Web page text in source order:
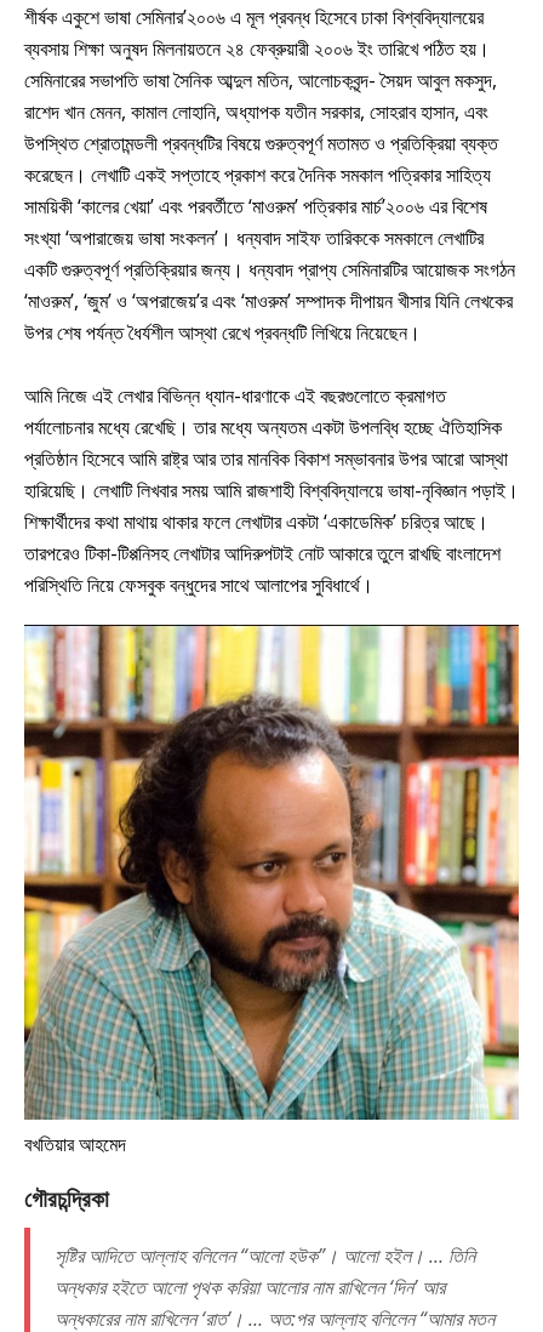
শীর্ষক একুশে ভাষা সেমিনার’২০০৬ এ মূল প্রবন্ধ হিসেবে ঢাকা বিশ্ববিদ্যালয়ের
ব্যবসায় শিক্ষা অনুষদ মিলনায়তনে ২৪ ফেব্রুয়ারী ২০০৬ ইং তারিখে পঠিত হয়।
সেমিনারের সভাপতি ভাষা সৈনিক আব্দুল মতিন, আলোচকবৃন্দ- সৈয়দ আবুল মকসুদ,
রাশেদ খান মেনন, কামাল লোহানি, অধ্যাপক যতীন সরকার, সোহরাব হাসান, এবং
উপস্থিত শ্রোতামন্ডলী প্রবন্ধটির বিষয়ে গুরুত্বপূর্ণ মতামত ও প্রতিক্রিয়া ব্যক্ত
করেছেন। লেখাটি একই সপ্তাহে প্রকাশ করে দৈনিক সমকাল পত্রিকার সাহিত্য
সাময়িকী ‘কালের খেয়া’ এবং পরবর্তীতে ‘মাওরুম’ পত্রিকার মার্চ’২০০৬ এর বিশেষ
সংখ্যা ‘অপারাজেয় ভাষা সংকলন’। ধন্যবাদ সাইফ তারিককে সমকালে লেখাটির
একটি গুরুত্বপূর্ণ প্রতিক্রিয়ার জন্য। ধন্যবাদ প্রাপ্য সেমিনারটির আয়োজক সংগঠন
‘মাওরুম’, ‘জুম’ ও ‘অপরাজেয়’র এবং ‘মাওরুম’ সম্পাদক দীপায়ন খীসার যিনি লেখকের
উপর শেষ পর্যন্ত ধৈর্যশীল আস্থা রেখে প্রবন্ধটি লিখিয়ে নিয়েছেন।
আমি নিজে এই লেখার বিভিন্ন ধ্যান-ধারণাকে এই বছরগুলোতে ক্রমাগত
পর্যালোচনার মধ্যে রেখেছি। তার মধ্যে অন্যতম একটা উপলব্ধি হচ্ছে ঐতিহাসিক
প্রতিষ্ঠান হিসেবে আমি রাষ্ট্র আর তার মানবিক বিকাশ সম্ভাবনার উপর আরো আস্থা
হারিয়েছি। লেখাটি লিখবার সময় আমি রাজশাহী বিশ্ববিদ্যালয়ে ভাষা-নৃবিজ্ঞান পড়াই।
শিক্ষার্থীদের কথা মাথায় থাকার ফলে লেখাটার একটা ‘একাডেমিক’ চরিত্র আছে।
তারপরেও টিকা-টিপ্পনিসহ লেখাটার আদিরুপটাই নোট আকারে তুলে রাখছি বাংলাদেশ
পরিস্থিতি নিয়ে ফেসবুক বন্ধুদের সাথে আলাপের সুবিধার্থে।
বখতিয়ার আহমেদ
গৌরচন্দ্রিকা
সৃষ্টির আদিতে আল্লাহ বলিলেন “আলো হউক”। আলো হইল। … তিনি
অন্ধকার হইতে আলো পৃথক করিয়া আলোর নাম রাখিলেন ‘দিন’ আর
অন্ধকারের নাম রাখিলেন ‘রাত’। … অত:পর আল্লাহ বলিলেন “আমার মতন